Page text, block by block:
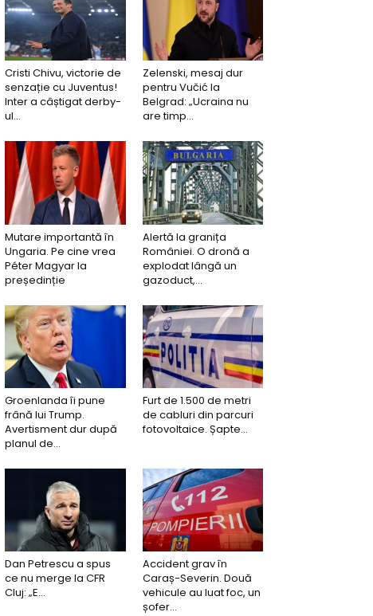
Cristi Chivu, victorie de
senzație cu Juventus!
Inter a câștigat derby-
ul...
Zelenski, mesaj dur
pentru Vučić la
Belgrad: „Ucraina nu
are timp...
Mutare importantă în
Ungaria. Pe cine vrea
Péter Magyar la
președinție
Alertă la granița
României. O dronă a
explodat lângă un
gazoduct,...
Groenlanda îi pune
frână lui Trump.
Avertisment dur după
planul de...
Furt de 1.500 de metri
de cabluri din parcuri
fotovoltaice. Șapte...
Dan Petrescu a spus
ce nu merge la CFR
Cluj: „E...
Accident grav în
Caraș-Severin. Două
vehicule au luat foc, un
șofer...